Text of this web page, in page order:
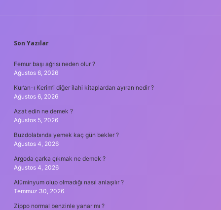
SIDEBAR
Son Yazılar
Femur başı ağrısı neden olur ?
Ağustos 6, 2026
Kur’an-ı Kerim’i diğer ilahi kitaplardan ayıran nedir ?
Ağustos 6, 2026
Azat edin ne demek ?
Ağustos 5, 2026
Buzdolabında yemek kaç gün bekler ?
Ağustos 4, 2026
Argoda çarka çıkmak ne demek ?
Ağustos 4, 2026
Alüminyum olup olmadığı nasıl anlaşılır ?
Temmuz 30, 2026
Zippo normal benzinle yanar mı ?